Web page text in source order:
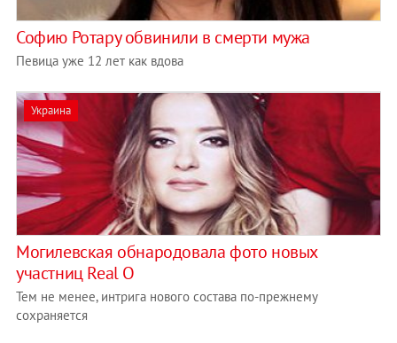
Софию Ротару обвинили в смерти мужа
Певица уже 12 лет как вдова
Украина
Могилевская обнародовала фото новых
участниц Real O
Тем не менее, интрига нового состава по-прежнему
сохраняется